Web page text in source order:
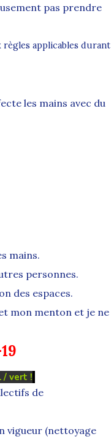
pas prendre
applicables durant
les mains avec du
mains.
personnes.
des espaces.
mon menton et je ne
/ vert !
de
vigueur (nettoyage